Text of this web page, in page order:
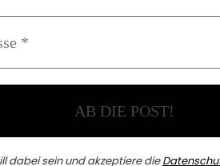
dabei sein und akzeptiere die